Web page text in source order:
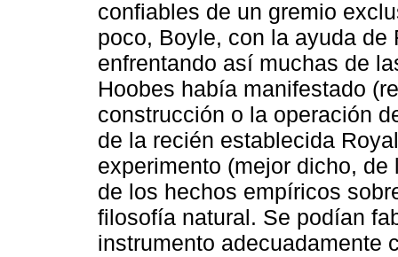
confiables de un gremio
poco, Boyle, con la ayuda
enfrentando así muchas de
Hoobes había manifestado
construcción o la operación
de la recién establecida
experimento (mejor dicho,
de los hechos empíricos
filosofía natural. Se podían
instrumento adecuadamente